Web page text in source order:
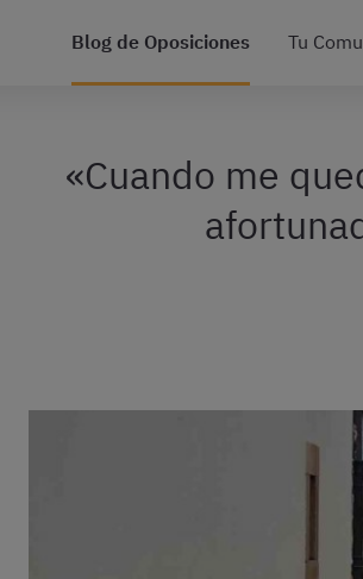
Blog de Oposiciones Tu
«Cuando me